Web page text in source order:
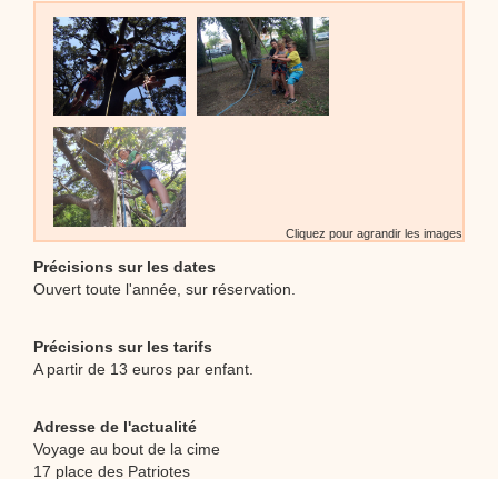
Cliquez pour agrandir les images
Précisions sur les dates
Ouvert toute l'année, sur réservation.
Précisions sur les tarifs
A partir de 13 euros par enfant.
Adresse de l'actualité
Voyage au bout de la cime
17 place des Patriotes